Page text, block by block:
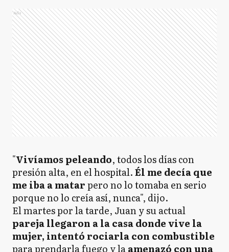
Ads
"Vivíamos peleando, todos los días con
presión alta, en el hospital.Él me decía que
me iba a matarpero no lo tomaba en serio
porque no lo creía así, nunca", dijo.
El martespor la tarde, Juan y su actual
pareja llegaron a la casa donde vive la
mujer, intentó rociarla con combustible
para prendarla fuego y laamenazó con una